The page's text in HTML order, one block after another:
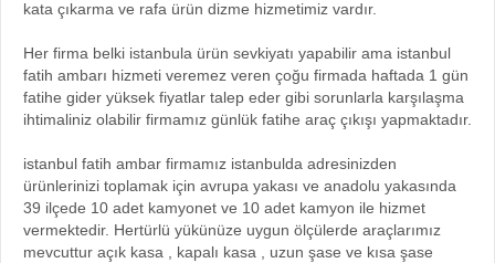
kata çıkarma ve rafa ürün dizme hizmetimiz vardır.
Her firma belki istanbula ürün sevkiyatı yapabilir ama istanbul
fatih ambarı hizmeti veremez veren çoğu firmada haftada 1 gün
fatihe gider yüksek fiyatlar talep eder gibi sorunlarla karşılaşma
ihtimaliniz olabilir firmamız günlük fatihe araç çıkışı yapmaktadır.
istanbul fatih ambar firmamız istanbulda adresinizden
ürünlerinizi toplamak için avrupa yakası ve anadolu yakasında
39 ilçede 10 adet kamyonet ve 10 adet kamyon ile hizmet
vermektedir. Hertürlü yükünüze uygun ölçülerde araçlarımız
mevcuttur açık kasa , kapalı kasa , uzun şase ve kısa şase